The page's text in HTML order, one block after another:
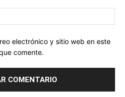
electrónico y sitio web en este
comente.